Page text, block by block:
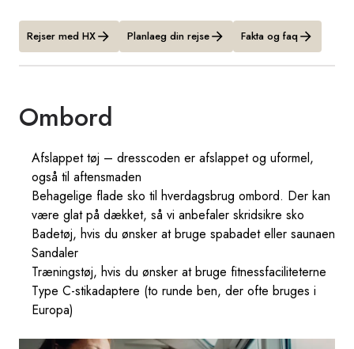
Rejser med HX Planlaeg din rejse Fakta og faq
Ombord
Afslappet tøj – dresscoden er afslappet og uformel,
også til aftensmaden
Behagelige flade sko til hverdagsbrug ombord. Der kan
være glat på dækket, så vi anbefaler skridsikre sko
Badetøj, hvis du ønsker at bruge spabadet eller saunaen
Sandaler
Træningstøj, hvis du ønsker at bruge fitnessfaciliteterne
Type C-stikadaptere (to runde ben, der ofte bruges i
Europa)